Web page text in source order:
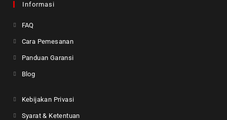
Informasi
FAQ
Cara Pemesanan
Panduan Garansi
Blog
Kebijakan Privasi
Syarat & Ketentuan